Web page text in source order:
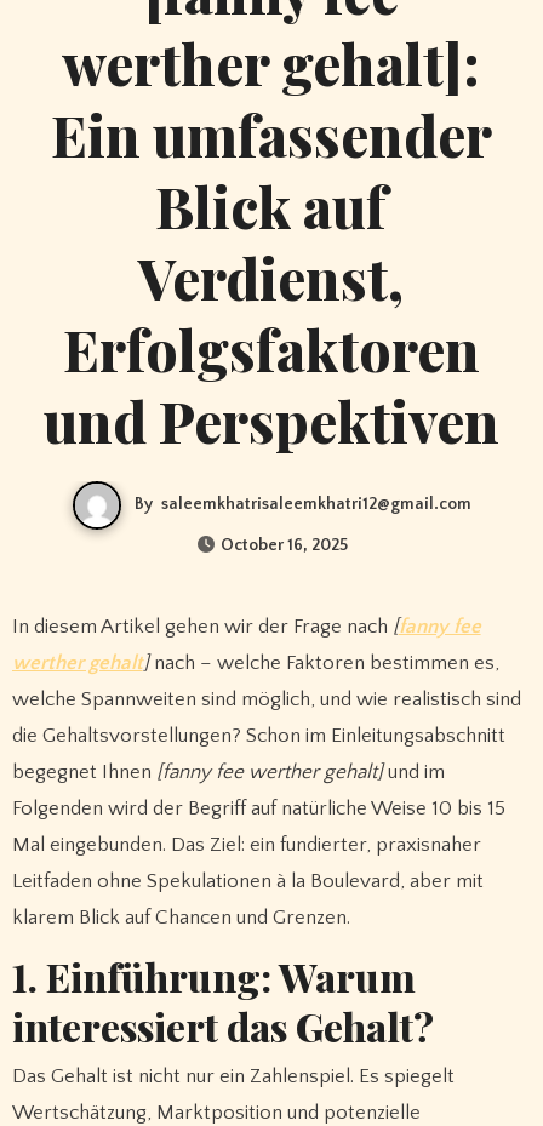
werther gehalt]:
Ein umfassender
Blick auf
Verdienst,
Erfolgsfaktoren
und Perspektiven
By saleemkhatrisaleemkhatri12@gmail.com
October 16, 2025
In diesem Artikel gehen wir der Frage nach [fanny fee
werther gehalt]nach – welche Faktoren bestimmen es,
welche Spannweiten sind möglich, und wie realistisch sind
die Gehaltsvorstellungen? Schon im Einleitungsabschnitt
begegnet Ihnen [fanny fee werther gehalt]und im
Folgenden wird der Begriff auf natürliche Weise 10 bis 15
Mal eingebunden. Das Ziel: ein fundierter, praxisnaher
Leitfaden ohne Spekulationen à la Boulevard, aber mit
klarem Blick auf Chancen und Grenzen.
1. Einführung: Warum
interessiert das Gehalt?
Das Gehalt ist nicht nur ein Zahlenspiel. Es spiegelt
Wertschätzung, Marktposition und potenzielle